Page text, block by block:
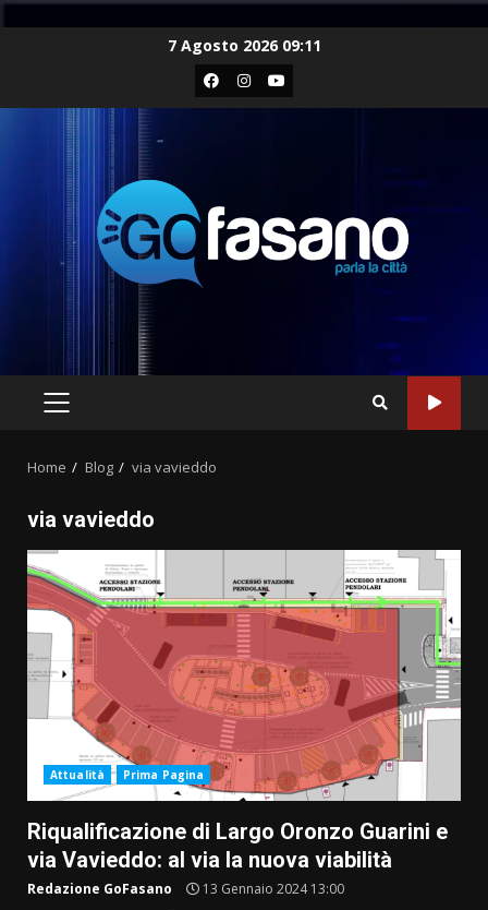
7 Agosto 2026 09:11
Facebook
Instagram
Youtube
PRIMARY
Home Blog via vavieddo
via vavieddo
Attualità Prima Pagina
Riqualificazione di Largo Oronzo Guarini e
via Vavieddo: al via la nuova viabilità
Redazione GoFasano 13 Gennaio 2024 13:00